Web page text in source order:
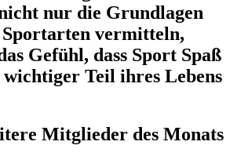
nur die Grundlagen
vermitteln,
Gefühl, dass Sport Spaß
Teil ihres Lebens
Mitglieder des Monats